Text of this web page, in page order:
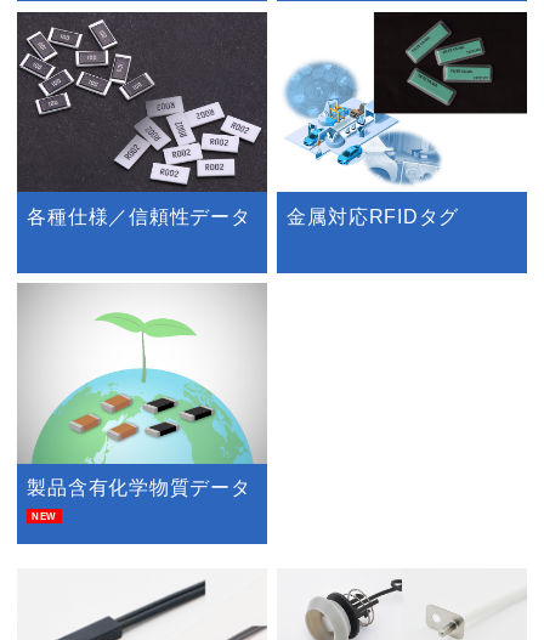
各種仕様／信頼性データ 金属対応RFIDタグ
製品含有化学物質データ
NEW